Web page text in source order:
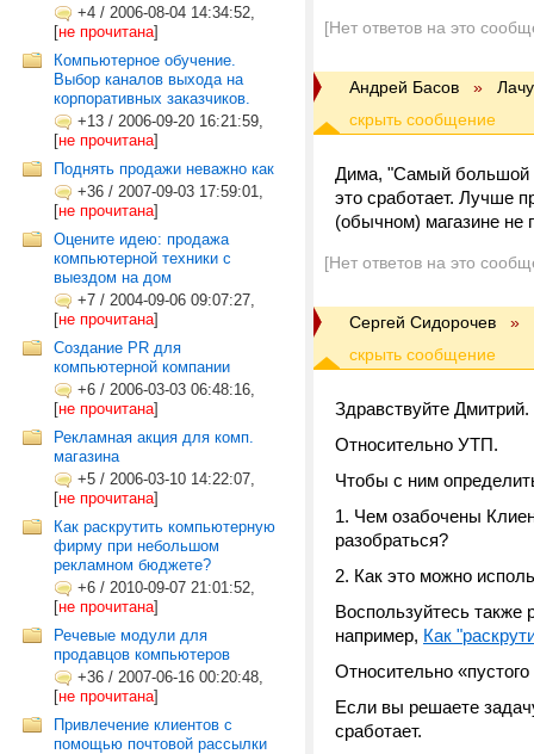
+4 / 2006-08-04 14:34:52,
[не прочитана]
Компьютерное обучение.
Выбор каналов выхода на
корпоративных заказчиков.
+13 / 2006-09-20 16:21:59,
[не прочитана]
Поднять продажи неважно как
+36 / 2007-09-03 17:59:01,
[не прочитана]
Оцените идею: продажа
компьютерной техники с
выездом на дом
+7 / 2004-09-06 09:07:27,
[не прочитана]
Создание PR для
компьютерной компании
+6 / 2006-03-03 06:48:16,
[не прочитана]
Рекламная акция для комп.
магазина
+5 / 2006-03-10 14:22:07,
[не прочитана]
Как раскрутить компьютерную
фирму при небольшом
рекламном бюджете?
+6 / 2010-09-07 21:01:52,
[не прочитана]
Речевые модули для
продавцов компьютеров
+36 / 2007-06-16 00:20:48,
[не прочитана]
Привлечение клиентов с
помощью почтовой рассылки
[Нет ответов на это
Андрей Басов »
Дима, "Самый большой
это сработает. Лучше
(обычном) магазине не
[Нет ответов на это
Сергей Сидорочев »
Здравствуйте Дмитрий.
Относительно УТП.
Чтобы с ним
1. Чем озабочены
разобраться?
2. Как это можно
Воспользуйтесь
например, Как
Относительно
Если вы решаете
сработает.